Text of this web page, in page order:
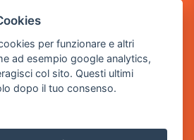
per funzionare e altri
ad esempio google analytics,
col sito. Questi ultimi
dopo il tuo consenso.